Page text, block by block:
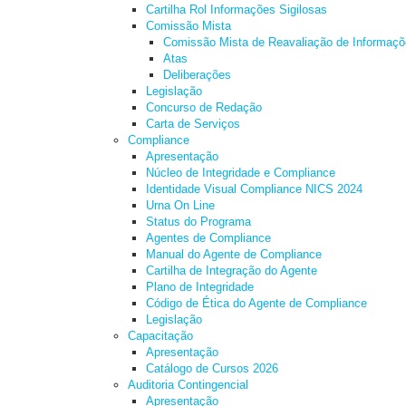
Cartilha Rol Informações Sigilosas
Comissão Mista
Comissão Mista de Reavaliação de
Atas
Deliberações
Legislação
Concurso de Redação
Carta de Serviços
Compliance
Apresentação
Núcleo de Integridade e Compliance
Identidade Visual Compliance NICS 2024
Urna On Line
Status do Programa
Agentes de Compliance
Manual do Agente de Compliance
Cartilha de Integração do Agente
Plano de Integridade
Código de Ética do Agente de Compliance
Legislação
Capacitação
Apresentação
Catálogo de Cursos 2026
Auditoria Contingencial
Apresentação